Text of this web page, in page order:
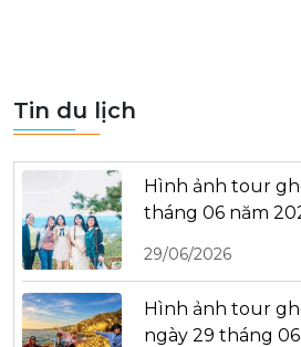
Tin du lịch
Hình ảnh tour
tháng 06 năm
29/06/2026
Hình ảnh tour
ngày 29 tháng